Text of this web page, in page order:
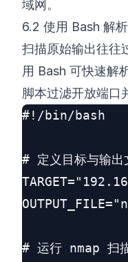
域网。
6.2 使用 Bash 解
扫描原始输出往往
用 Bash 可快速解
脚本过滤开放端口
#!/bin/bash
# 定义目标与输出
# 运行 nmap 扫